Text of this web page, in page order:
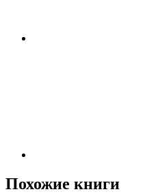
Похожие книги